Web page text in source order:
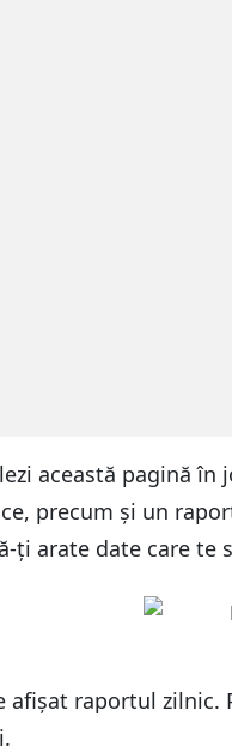
această pagină
precum și un
ți arate date care te
afișat raportul zilnic.